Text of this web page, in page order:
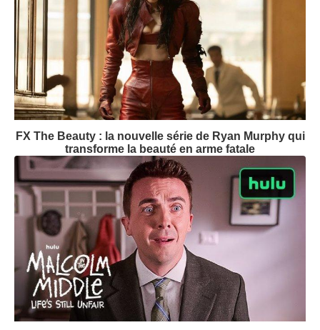
FX The Beauty : la nouvelle série de Ryan Murphy qui
transforme la beauté en arme fatale